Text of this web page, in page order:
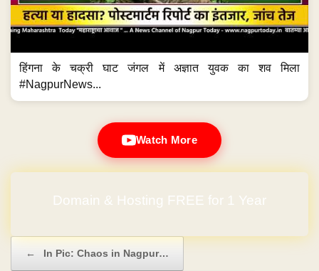
हिंगना के चक्री घाट जंगल में अज्ञात युवक का शव मिला
#NagpurNews...
Watch More
Domain & Hosting FREE for 1 Year
← In Pic: Chaos in Nagpur…